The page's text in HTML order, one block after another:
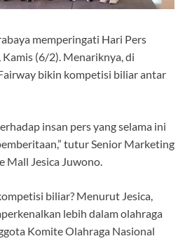
memperingati Hari Pers
(6/2). Menariknya, di
bikin kompetisi biliar antar
insan pers yang selama ini
tutur Senior Marketing
Mall Jesica Juwono.
biliar? Menurut Jesica,
lebih dalam olahraga
Komite Olahraga Nasional